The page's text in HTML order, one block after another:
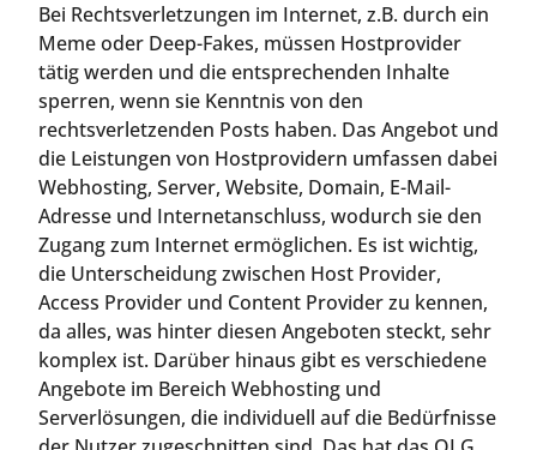
Bei Rechtsverletzungen im Internet, z.B. durch ein
Meme oder Deep-Fakes, müssen Hostprovider
tätig werden und die entsprechenden Inhalte
sperren, wenn sie Kenntnis von den
rechtsverletzenden Posts haben. Das Angebot und
die Leistungen von Hostprovidern umfassen dabei
Webhosting, Server, Website, Domain, E-Mail-
Adresse und Internetanschluss, wodurch sie den
Zugang zum Internet ermöglichen. Es ist wichtig,
die Unterscheidung zwischen Host Provider,
Access Provider und Content Provider zu kennen,
da alles, was hinter diesen Angeboten steckt, sehr
komplex ist. Darüber hinaus gibt es verschiedene
Angebote im Bereich Webhosting und
Serverlösungen, die individuell auf die Bedürfnisse